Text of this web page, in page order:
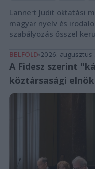
Lannert Judit oktatási
magyar nyelv és
szabályozás ősszel
BELFÖLD 2026. augusztus
A Fidesz szerint
köztársasági